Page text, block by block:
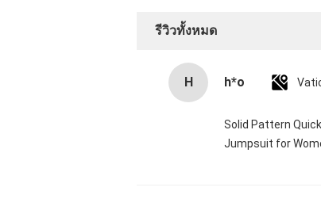
รีวิวทั้งหมด
H h*o
Solid Pattern
Jumpsuit for